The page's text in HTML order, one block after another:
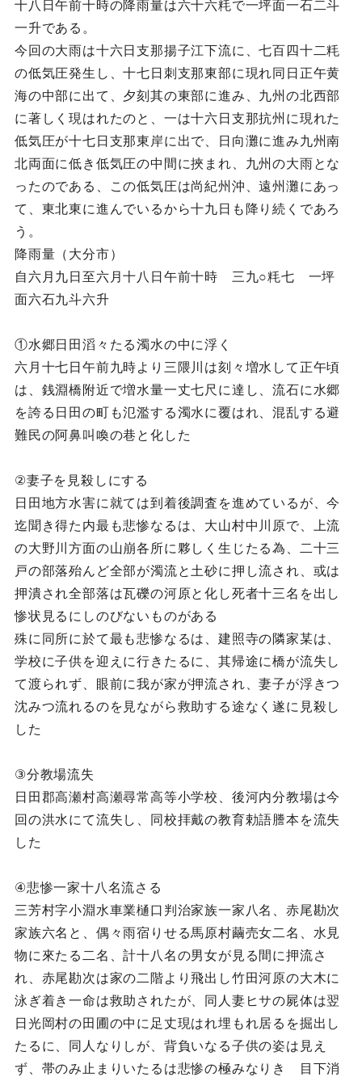
十八日午前十時の降雨量は六十六粍で一坪面一石二斗
一升である。
今回の大雨は十六日支那揚子江下流に、七百四十二粍
の低気圧発生し、十七日刺支那東部に現れ同日正午黄
海の中部に出て、夕刻其の東部に進み、九州の北西部
に著しく現はれたのと、一は十六日支那抗州に現れた
低気圧が十七日支那東岸に出で、日向灘に進み九州南
北両面に低き低気圧の中間に挾まれ、九州の大雨とな
ったのである、この低気圧は尚紀州沖、遠州灘にあっ
て、東北東に進んでいるから十九日も降り続くであろ
う。
降雨量（大分市）
自六月九日至六月十八日午前十時 三九○粍七 一坪
面六石九斗六升
①水郷日田滔々たる濁水の中に浮く
六月十七日午前九時より三隈川は刻々増水して正午頃
は、銭淵橋附近で増水量一丈七尺に達し、流石に水郷
を誇る日田の町も氾濫する濁水に覆はれ、混乱する避
難民の阿鼻叫喚の巷と化した
②妻子を見殺しにする
日田地方水害に就ては到着後調査を進めているが、今
迄聞き得た内最も悲惨なるは、大山村中川原で、上流
の大野川方面の山崩各所に夥しく生じたる為、二十三
戸の部落殆んど全部が濁流と土砂に押し流され、或は
押潰され全部落は瓦礫の河原と化し死者十三名を出し
惨状見るにしのびないものがある
殊に同所に於て最も悲惨なるは、建照寺の隣家某は、
学校に子供を迎えに行きたるに、其帰途に橋が流失し
て渡られず、眼前に我が家が押流され、妻子が浮きつ
沈みつ流れるのを見ながら救助する途なく遂に見殺し
した
③分教場流失
日田郡高瀬村高瀬尋常高等小学校、後河内分教場は今
回の洪水にて流失し、同校拝戴の教育勅語謄本を流失
した
④悲惨一家十八名流さる
三芳村字小淵水車業樋口判治家族一家八名、赤尾勘次
家族六名と、偶々雨宿りせる馬原村繭売女二名、水見
物に來たる二名、計十八名の男女が見る間に押流さ
れ、赤尾勘次は家の二階より飛出し竹田河原の大木に
泳ぎ着き一命は救助されたが、同人妻ヒサの屍体は翌
日光岡村の田圃の中に足丈現はれ埋もれ居るを掘出し
たるに、同人なりしが、背負いなる子供の姿は見え
ず、帯のみ止まりいたるは悲惨の極みなりき 目下消